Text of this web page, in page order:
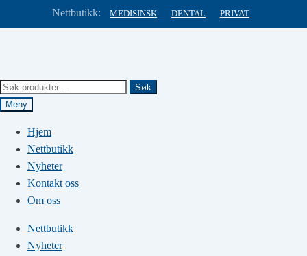
Nettbutikk: MEDISINSK DENTAL PRIVAT
Søk
etter:
Søk
Meny
Hjem
Nettbutikk
Nyheter
Kontakt oss
Om oss
Nettbutikk
Nyheter